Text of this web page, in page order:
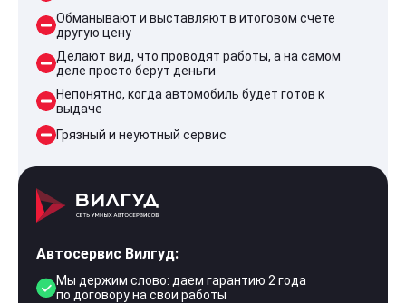
Обманывают и выставляют в итоговом счете
другую цену
Делают вид, что проводят работы, а на самом
деле просто берут деньги
Непонятно, когда автомобиль будет готов к
выдаче
Грязный и неуютный сервис
Автосервис Вилгуд:
Мы держим слово: даем гарантию 2 года
по договору на свои работы